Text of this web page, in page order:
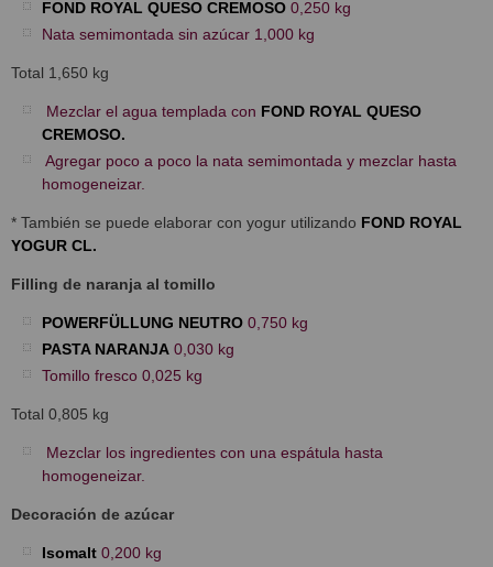
FOND ROYAL QUESO CREMOSO 0,250 kg
Nata semimontada sin azúcar 1,000 kg
Total 1,650 kg
Mezclar el agua templada con FOND ROYAL QUESO
CREMOSO.
Agregar poco a poco la nata semimontada y mezclar hasta
homogeneizar.
* También se puede elaborar con yogur utilizando FOND ROYAL
YOGUR CL.
Filling de naranja al tomillo
POWERFÜLLUNG NEUTRO 0,750 kg
PASTA NARANJA 0,030 kg
Tomillo fresco 0,025 kg
Total 0,805 kg
Mezclar los ingredientes con una espátula hasta
homogeneizar.
Decoración de azúcar
Isomalt 0,200 kg